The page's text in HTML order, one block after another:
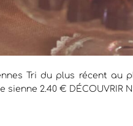
Tri du plus récent au
2.40 € DÉCOUVRIR